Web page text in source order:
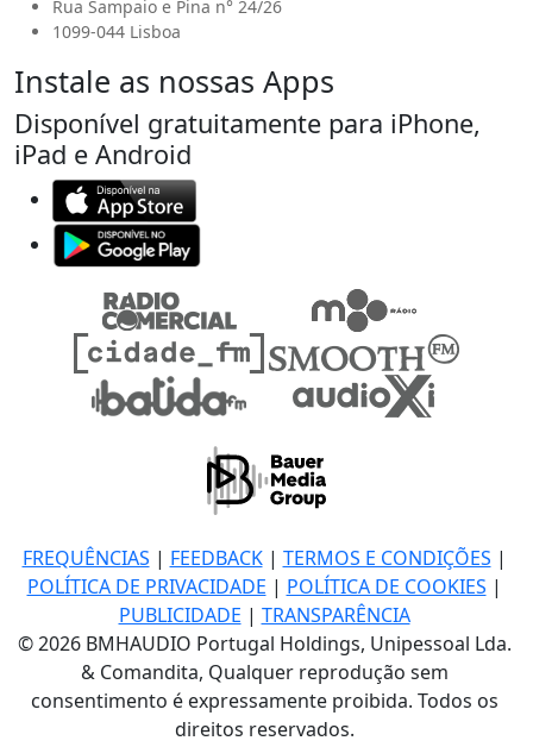
Rua Sampaio e Pina n° 24/26
1099-044 Lisboa
Instale as nossas Apps
Disponível gratuitamente para iPhone,
iPad e Android
FREQUÊNCIAS | FEEDBACK| TERMOS E CONDIÇÕES |
POLÍTICA DE PRIVACIDADE | POLÍTICA DE COOKIES |
PUBLICIDADE | TRANSPARÊNCIA
© 2026 BMHAUDIO Portugal Holdings, Unipessoal Lda.
& Comandita, Qualquer reprodução sem
consentimento é expressamente proibida. Todos os
direitos reservados.